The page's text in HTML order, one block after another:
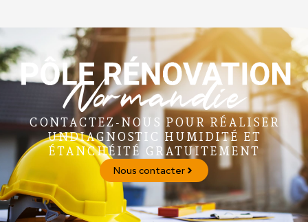
Normandie
CONTACTEZ-NOUS POUR RÉALISER
UNDIAGNOSTIC HUMIDITÉ ET
ÉTANCHÉITÉ GRATUITEMENT
Nous contacter